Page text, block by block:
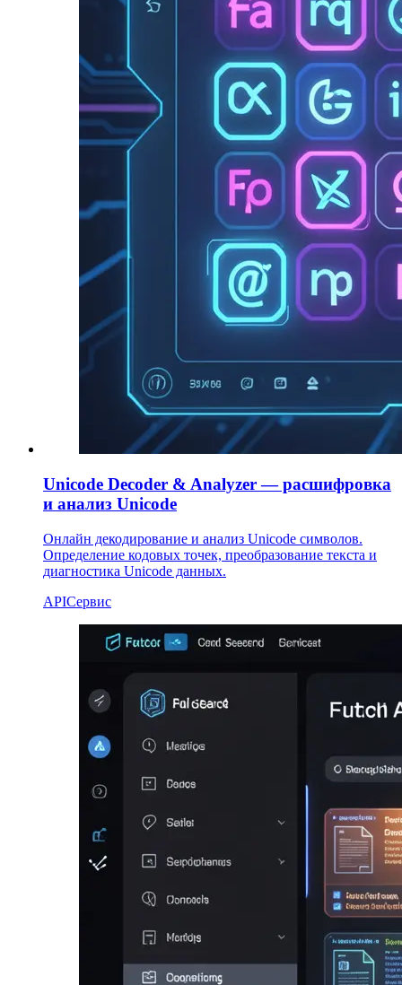
Unicode Decoder & Analyzer — расшифровка
и анализ Unicode
Онлайн декодирование и анализ Unicode символов.
Определение кодовых точек, преобразование текста и
диагностика Unicode данных.
APIСервис